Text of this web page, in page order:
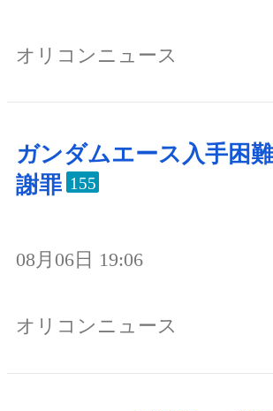
オリコンニュース
ガンダムエース入手困
謝罪 155
08月06日 19:06
オリコンニュース